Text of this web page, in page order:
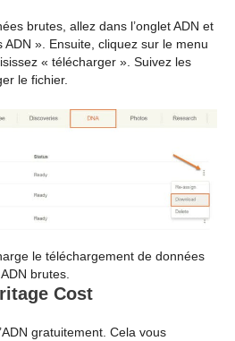
brutes, allez dans l’onglet ADN et
». Ensuite, cliquez sur le menu
« télécharger ». Suivez les
le fichier.
le téléchargement de données
ADN brutes.
Cost
gratuitement. Cela vous